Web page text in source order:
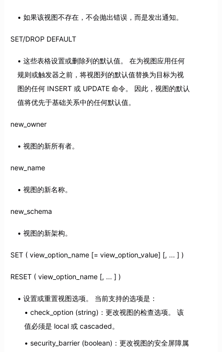
如果该视图不存在，不会抛出错误，而是发出通知。
SET/DROP DEFAULT
这些表格设置或删除列的默认值。 在为视图应用任何
规则或触发器之前，将视图列的默认值替换为目标为视
图的任何 INSERT 或 UPDATE 命令。 因此，视图的默认
值将优先于基础关系中的任何默认值。
new_owner
视图的新所有者。
new_name
视图的新名称。
new_schema
视图的新架构。
SET ( view_option_name [= view_option_value] [, ... ] )
RESET ( view_option_name [, ... ] )
设置或重置视图选项。 当前支持的选项是：
check_option (string)：更改视图的检查选项。 该
值必须是 local 或 cascaded。
security_barrier (boolean)：更改视图的安全屏障属